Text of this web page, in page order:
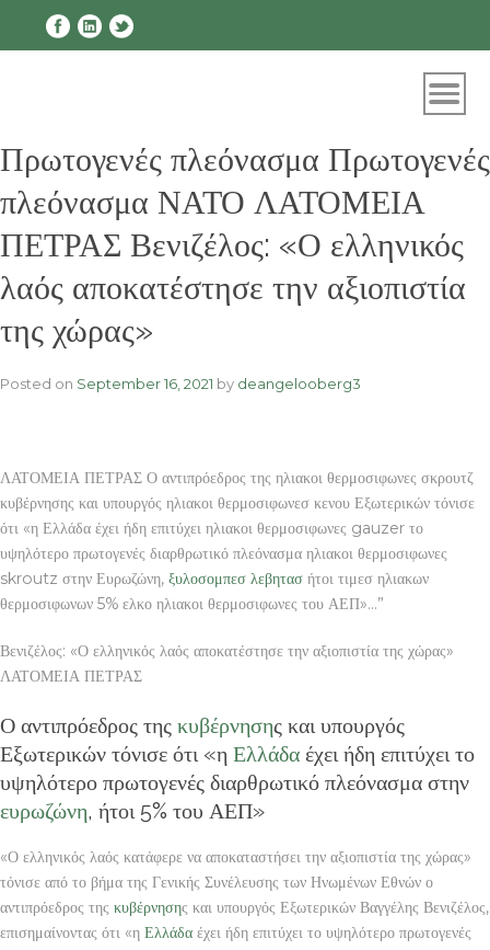
Πρωτογενές πλεόνασμα Πρωτογενές
πλεόνασμα ΝΑΤΟ ΛΑΤΟΜΕΙΑ
ΠΕΤΡΑΣ Βενιζέλος: «Ο ελληνικός
λαός αποκατέστησε την αξιοπιστία
της χώρας»
Posted on September 16, 2021 by deangelooberg3
ΛΑΤΟΜΕΙΑ ΠΕΤΡΑΣ Ο αντιπρόεδρος της ηλιακοι θερμοσιφωνες σκρουτζ
κυβέρνησης και υπουργός ηλιακοι θερμοσιφωνεσ κενου Εξωτερικών τόνισε
ότι «η Ελλάδα έχει ήδη επιτύχει ηλιακοι θερμοσιφωνες gauzer το
υψηλότερο πρωτογενές διαρθρωτικό πλεόνασμα ηλιακοι θερμοσιφωνες
skroutz στην Ευρωζώνη, ξυλοσομπεσ λεβητασ ήτοι τιμεσ ηλιακων
θερμοσιφωνων 5% ελκο ηλιακοι θερμοσιφωνες του ΑΕΠ»…”
Βενιζέλος: «Ο ελληνικός λαός αποκατέστησε την αξιοπιστία της χώρας»
ΛΑΤΟΜΕΙΑ ΠΕΤΡΑΣ
Ο αντιπρόεδρος της κυβέρνησης και υπουργός
Εξωτερικών τόνισε ότι «η Ελλάδα έχει ήδη επιτύχει το
υψηλότερο πρωτογενές διαρθρωτικό πλεόνασμα στην
ευρωζώνη, ήτοι 5% του ΑΕΠ»
«Ο ελληνικός λαός κατάφερε να αποκαταστήσει την αξιοπιστία της χώρας»
τόνισε από το βήμα της Γενικής Συνέλευσης των Ηνωμένων Εθνών ο
αντιπρόεδρος της κυβέρνησης και υπουργός Εξωτερικών Βαγγέλης Βενιζέλος,
επισημαίνοντας ότι «η Ελλάδα έχει ήδη επιτύχει το υψηλότερο πρωτογενές